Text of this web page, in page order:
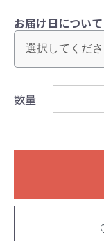
お届け日について
数量